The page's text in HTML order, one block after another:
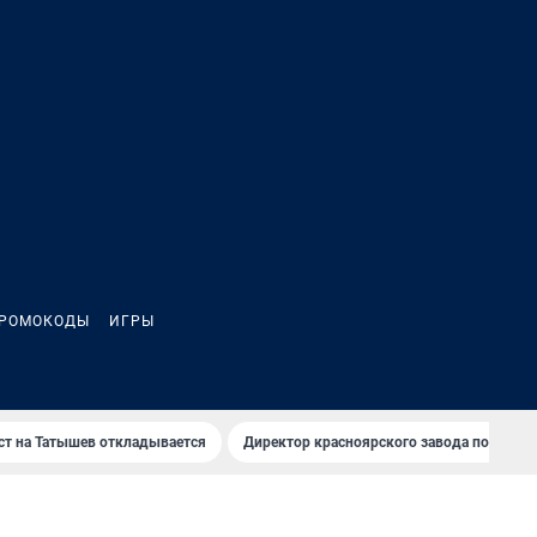
ИГРЫ
на Татышев откладывается Директор красноярского завода под